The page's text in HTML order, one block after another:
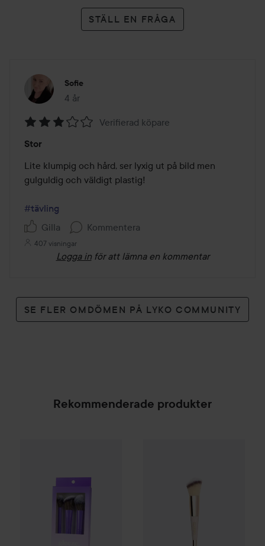
STÄLL EN FRÅGA
Sofie
4 år
Inlägget skapades 4 år
3
av
5
Verifierad köpare
Stor
Lite klumpig och hård, ser lyxig ut på bild men
gulguldig och väldigt plastig!
#tävling
Gilla
Kommentera
407 visningar
Logga in för att lämna en kommentar
SE FLER OMDÖMEN PÅ LYKO COMMUNITY
Rekommenderade produkter